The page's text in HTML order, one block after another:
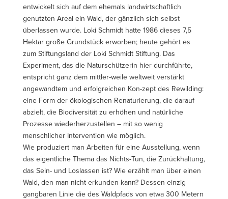
entwickelt sich auf dem ehemals landwirtschaftlich
genutzten Areal ein Wald, der gänzlich sich selbst
überlassen wurde. Loki Schmidt hatte 1986 dieses 7,5
Hektar große Grundstück erworben; heute gehört es
zum Stiftungsland der Loki Schmidt Stiftung. Das
Experiment, das die Naturschützerin hier durchführte,
entspricht ganz dem mittler-weile weltweit verstärkt
angewandtem und erfolgreichen Kon-zept des Rewilding:
eine Form der ökologischen Renaturierung, die darauf
abzielt, die Biodiversität zu erhöhen und natürliche
Prozesse wiederherzustellen – mit so wenig
menschlicher Intervention wie möglich.
Wie produziert man Arbeiten für eine Ausstellung, wenn
das eigentliche Thema das Nichts-Tun, die Zurückhaltung,
das Sein- und Loslassen ist? Wie erzählt man über einen
Wald, den man nicht erkunden kann? Dessen einzig
gangbaren Linie die des Waldpfads von etwa 300 Metern